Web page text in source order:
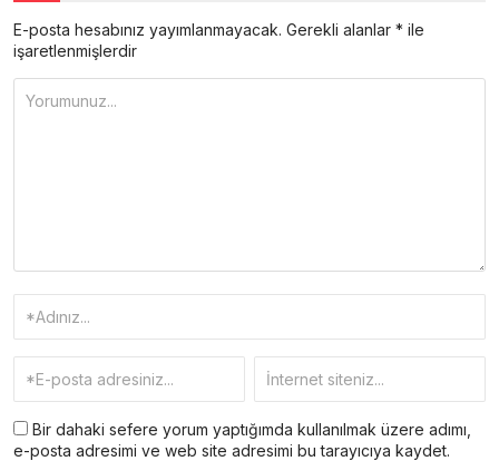
E-posta hesabınız yayımlanmayacak. Gerekli alanlar * ile
işaretlenmişlerdir
Bir dahaki sefere yorum yaptığımda kullanılmak üzere adımı,
e-posta adresimi ve web site adresimi bu tarayıcıya kaydet.